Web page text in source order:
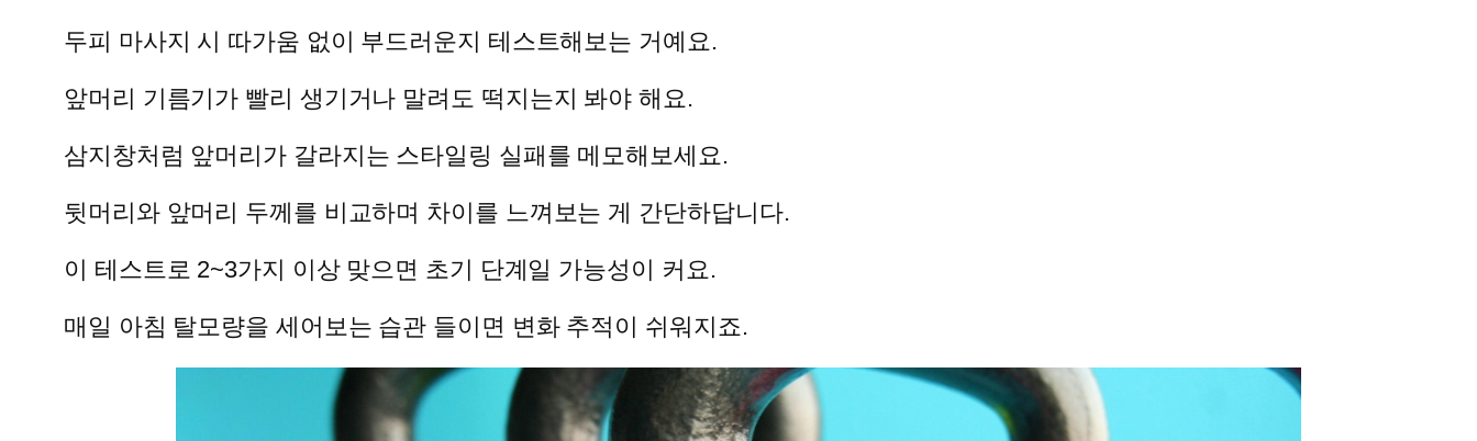
두피 마사지 시 따가움 없이 부드러운지 테스트해보는 거예요.
앞머리 기름기가 빨리 생기거나 말려도 떡지는지 봐야 해요.
삼지창처럼 앞머리가 갈라지는 스타일링 실패를 메모해보세요.
뒷머리와 앞머리 두께를 비교하며 차이를 느껴보는 게 간단하답니다.
이 테스트로 2~3가지 이상 맞으면 초기 단계일 가능성이 커요.
매일 아침 탈모량을 세어보는 습관 들이면 변화 추적이 쉬워지죠.